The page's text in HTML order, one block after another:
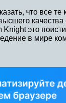
что все те
Knight это
в мире